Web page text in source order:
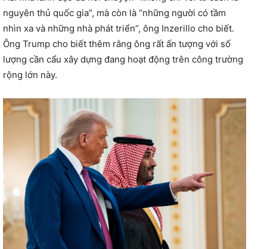
nguyên thủ quốc gia”, mà còn là “những người có tầm
nhìn xa và những nhà phát triển”, ông Inzerillo cho biết.
Ông Trump cho biết thêm rằng ông rất ấn tượng với số
lượng cần cẩu xây dựng đang hoạt động trên công trường
rộng lớn này.